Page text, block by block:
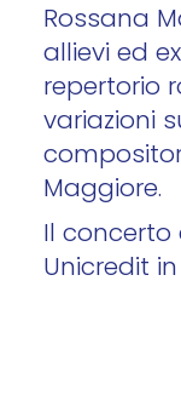
Rossana
allievi ed
repertorio
variazioni
Maggiore.
Il concerto
Unicredit